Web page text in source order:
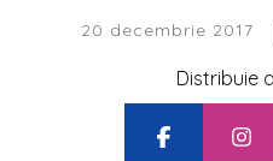
20 decembrie 2017
Distribuie